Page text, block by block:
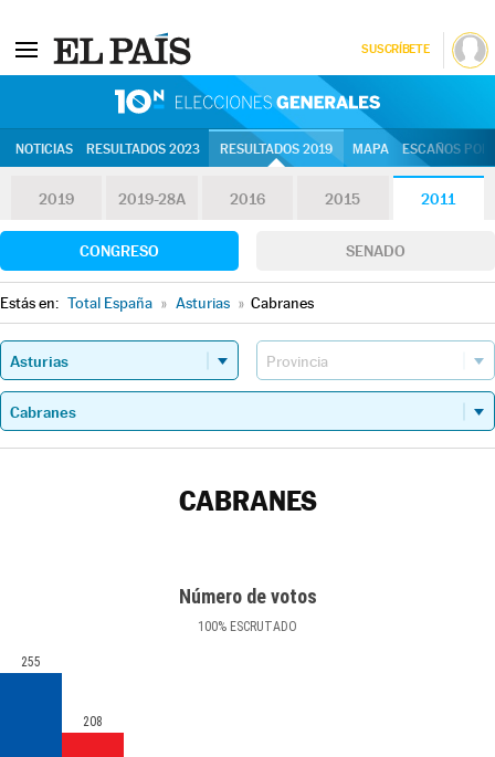
SUSCRÍBETE
NOTICIAS RESULTADOS 2023 RESULTADOS 2019 MAPA ESCAÑOS
2019 2019-28A 2016 2015 2011
CONGRESO SENADO
Estás en: Total España » Asturias » Cabranes
CABRANES
Número de votos
100% ESCRUTADO
255
208